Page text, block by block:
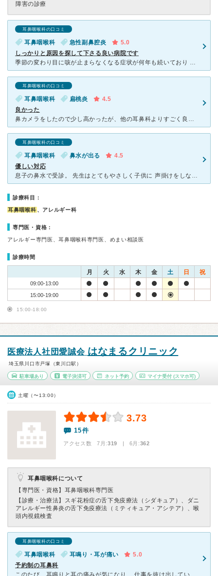
障害の診療
耳鼻咽喉科の口コミ
耳鼻咽喉科 急性副鼻腔炎
5.0
しっかりと原因を探して下さる良い病院です
季節の変わり目に咳が止まらなくなる症状が何年も続いており 毎度、咳喘息になっています。 ふと、今回は鼻が喉に垂れてきて咳が出ているように感じ 評判の江原耳鼻咽喉科へかかりました。 症状
耳鼻咽喉科の口コミ
耳鼻咽喉科 扁桃炎
4.5
良かった
鼻カメラをしたので少し高かったが、他の耳鼻科よりすごく良かった。診た瞬間「これはコロナじゃないね、ひどくなったら入院だった」と別の病名（扁桃炎と咽頭炎）を伝えてくれて迅速な対応。 また、予約もスムー
耳鼻咽喉科の口コミ
耳鼻咽喉科 鼻水が出る
4.5
優しい対応
息子の鼻水で受診。 先生はとてもやさしく子供に 声掛けをしながら診察して下さりました。 がんばれー、すごい！と褒めながらだったので子供も落ち着きながら診察されていました。 アレルギー検査も小さな
診療科目：
耳鼻咽喉科 、アレルギー科
専門医・資格：
アレルギー専門医、耳鼻咽喉科専門医、めまい相談医
診療時間
月 火 水 木 金 土 日 祝
09:00-13:00
15:00-19:00
15:00-18:00
医療法人社団愛誠会 はなまるクリニック
埼玉県川口市戸塚（東川口駅）
駐車場あり 電子決済可 ネット予約 マイナ受付 (スマホ可)
土曜（〜13:00）
3.73
15件
アクセス数 7月:319 | 6月:362
耳鼻咽喉科について
【専門医・資格】 耳鼻咽喉科専門医
【診療・治療法】 スギ花粉症の舌下免疫療法（シダキュア）、ダニ
アレルギー性鼻炎の舌下免疫療法（ミティキュア・アシテア）、喉
頭内視鏡検査
耳鼻咽喉科の口コミ
耳鼻咽喉科 耳鳴り・耳が痛い
5.0
予約制の耳鼻科